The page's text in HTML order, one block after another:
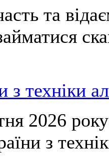
та
з техніки
2026
з